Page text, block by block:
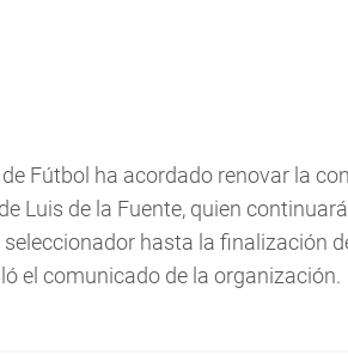
Fútbol ha acordado renovar la
Luis de la Fuente, quien
hasta la finalización
el comunicado de la organización.